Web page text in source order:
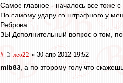
Самое главное - началось все тоже
По самому удару со штрафного у
Реброва.
ЗЫ Дополнительный вопрос о том,
# лео22 » 30 апр 2012 19:52
mib83 , а по второму голу что